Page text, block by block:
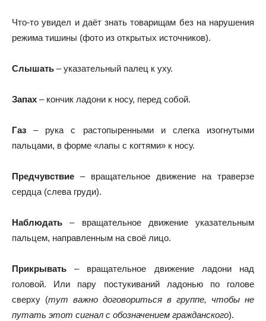
Что-то увидел и даёт знать товарищам без на нарушения
режима тишины (фото из открытых источников).
Слышать – указательный палец к уху.
Запах – кончик ладони к носу, перед собой.
Газ – рука с растопыренными и слегка изогнутыми
пальцами, в форме «лапы с когтями» к носу.
Предчувствие – вращательное движение на траверзе
сердца (слева груди).
Наблюдать – вращательное движение указательным
пальцем, направленным на своё лицо.
Прикрывать – вращательное движение ладони над
головой. Или пару постукиваний ладонью по голове
сверху (тут важно договориться в группе, чтобы не
путать этот сигнал с обозначением гражданского).